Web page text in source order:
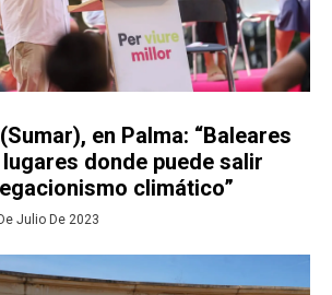
en Palma: “Baleares
donde puede salir
climático”
Julio De 2023